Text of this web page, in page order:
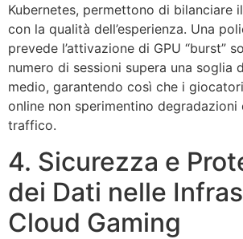
Kubernetes, permettono di bilanciare
con la qualità dell’esperienza. Una
prevede l’attivazione di GPU “burst”
numero di sessioni supera una soglia
medio, garantendo così che i
online non sperimentino
traffico.
4. Sicurezza e
dei Dati nelle
Cloud Gaming